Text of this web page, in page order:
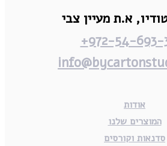
א.ת מעיין צבי
972-54-693-
אודות
המוצרים שלנו
סדנאות וקורסים